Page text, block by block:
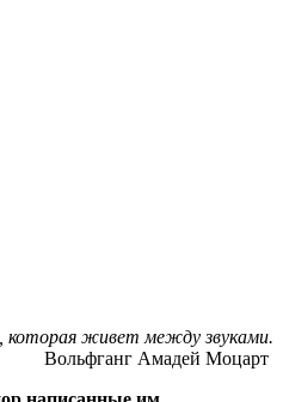
живет между звуками.
Вольфганг Амадей Моцарт